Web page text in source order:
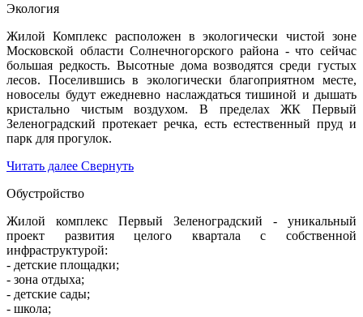
Экология
Жилой Комплекс расположен в экологически чистой зоне
Московской области Солнечногорского района - что сейчас
большая редкость. Высотные дома возводятся среди густых
лесов. Поселившись в экологически благоприятном месте,
новоселы будут ежедневно наслаждаться тишиной и дышать
кристально чистым воздухом. В пределах ЖК Первый
Зеленоградский протекает речка, есть естественный пруд и
парк для прогулок.
Читать далее Свернуть
Обустройство
Жилой комплекс Первый Зеленоградский - уникальный
проект развития целого квартала с собственной
инфраструктурой:
- детские площадки;
- зона отдыха;
- детские сады;
- школа;